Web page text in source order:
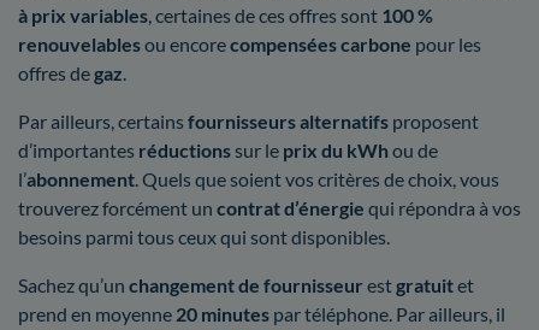
à prix variables, certaines de ces offres sont 100 %
renouvelablesou encorecompensées carbone pour les
offres degaz.
Par ailleurs, certains fournisseurs alternatifs proposent
d’importantes réductionssur le prix du kWh ou de
l’abonnement. Quels que soient vos critères de choix, vous
trouverez forcément un contrat d’énergie qui répondra à vos
besoins parmi tous ceux qui sont disponibles.
Sachez qu’un changement de fournisseur estgratuitet
prend en moyenne 20 minutes par téléphone. Par ailleurs, il